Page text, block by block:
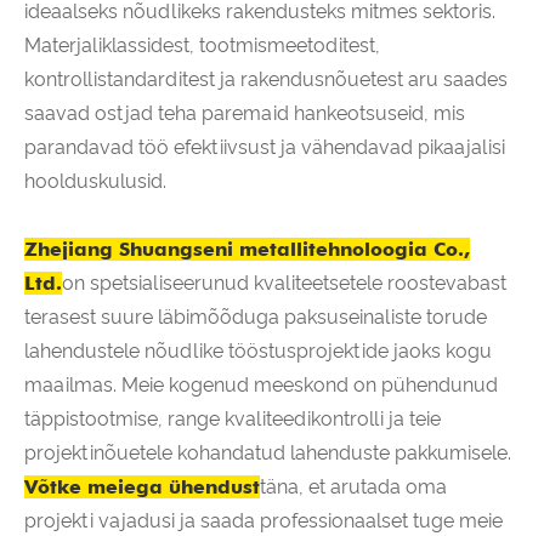
ideaalseks nõudlikeks rakendusteks mitmes sektoris.
Materjaliklassidest, tootmismeetoditest,
kontrollistandarditest ja rakendusnõuetest aru saades
saavad ostjad teha paremaid hankeotsuseid, mis
parandavad töö efektiivsust ja vähendavad pikaajalisi
hoolduskulusid.
Zhejiang Shuangseni metallitehnoloogia Co.,
Ltd.on spetsialiseerunud kvaliteetsetele roostevabast
terasest suure läbimõõduga paksuseinaliste torude
lahendustele nõudlike tööstusprojektide jaoks kogu
maailmas. Meie kogenud meeskond on pühendunud
täppistootmise, range kvaliteedikontrolli ja teie
projektinõuetele kohandatud lahenduste pakkumisele.
Võtke meiega ühendusttäna, et arutada oma
projekti vajadusi ja saada professionaalset tuge meie